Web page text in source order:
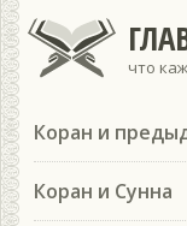
что
Коран и
Коран и Сунна